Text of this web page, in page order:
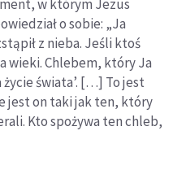
w którym Jezus
o sobie: „Ja
z nieba. Jeśli ktoś
wieki. Chlebem, który Ja
życie świata’. […] To jest
jest on taki jak ten, który
Kto spożywa ten chleb,